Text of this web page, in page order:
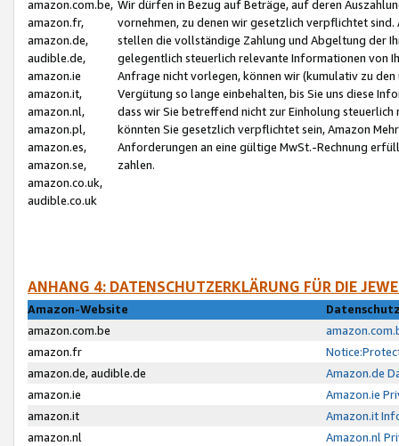
amazon.com.be,
amazon.fr,
amazon.de,
audible.de,
amazon.ie
amazon.it,
amazon.nl,
amazon.pl,
amazon.es,
amazon.se,
amazon.co.uk,
audible.co.uk
Wir dürfen in Bezug auf Beträge, auf deren
vornehmen, zu denen wir gesetzlich verpflichtet
stellen die vollständige Zahlung und Abgeltung der
gelegentlich steuerlich relevante Informationen von
Anfrage nicht vorlegen, können wir (kumulativ zu
Vergütung so lange einbehalten, bis Sie uns diese
dass wir Sie betreffend nicht zur Einholung
könnten Sie gesetzlich verpflichtet sein, Amazon
Anforderungen an eine gültige MwSt.-Rechnung
zahlen.
ANHANG 4: DATENSCHUTZERKLÄRUNG FÜR DIE
Amazon-Website
amazon.com.be
amazon.fr
amazon.de, audible.de
Amazon.de
amazon.ie
Amazon.ie
amazon.it
Amazon.it
amazon.nl
Amazon.nl